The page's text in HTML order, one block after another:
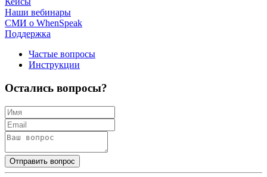
Наши вебинары
СМИ о WhenSpeak
Поддержка
Частые вопросы
Инструкции
Остались вопросы?
Отправить вопрос